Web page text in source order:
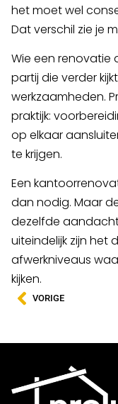
het moet wel
Dat verschil zie je
Wie een renovatie
partij die verder
werkzaamheden.
praktijk:
op elkaar
te krijgen.
Een
dan nodig. Maar
dezelfde
uiteindelijk zijn het
afwerkniveaus
kijken.
VORIGE